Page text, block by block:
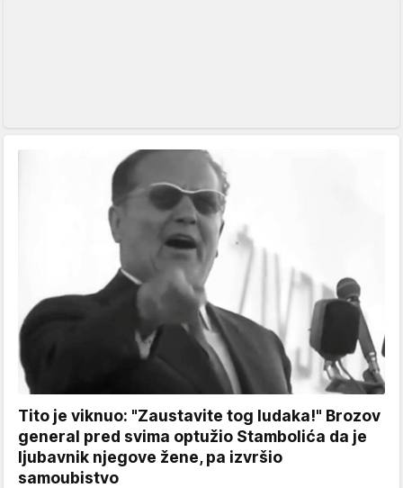
Tito je viknuo: "Zaustavite tog ludaka!" Brozov
general pred svima optužio Stambolića da je
ljubavnik njegove žene, pa izvršio
samoubistvo